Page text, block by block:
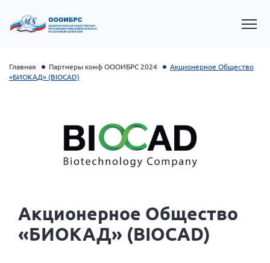
Первый вице-президент Кичигина Н. Ф.
Генеральный директор Матвиевская О.В.
Главная Партнеры конф ОООИБРС 2024
Акционерное Общество
«БИОКАД» (BIOCAD)
Акционерное Общество
«БИОКАД» (BIOCAD)